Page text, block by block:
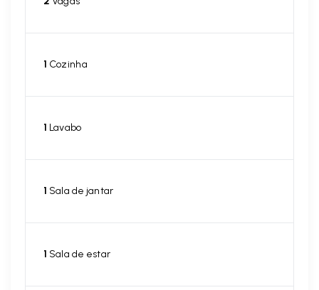
1 Cozinha
1 Lavabo
1 Sala de jantar
1 Sala de estar